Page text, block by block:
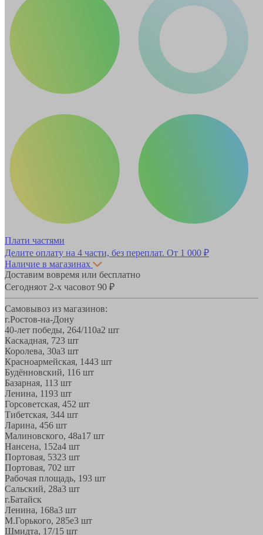
Плати частями
Делите оплату на 4 части, без переплат. От 1 000 ₽
Наличие в магазинах
Доставим вовремя или бесплатно
Сегодняот 2-х часовот 90 ₽
Самовывоз из магазинов:
г.Ростов-на-Дону
40-лет победы, 264/110а2 шт
Каскадная, 723 шт
Королева, 30а3 шт
Красноармейская, 1443 шт
Будённовский, 116 шт
Базарная, 113 шт
Ленина, 1193 шт
Горсоветская, 452 шт
Тибетская, 344 шт
Ларина, 456 шт
Малиновского, 48а17 шт
Нансена, 152а4 шт
Портовая, 5323 шт
Портовая, 702 шт
Рабочая площадь, 193 шт
Сальский, 28a3 шт
г.Батайск
Ленина, 168а3 шт
М.Горького, 285е3 шт
Шмидта, 17/1 5 шт